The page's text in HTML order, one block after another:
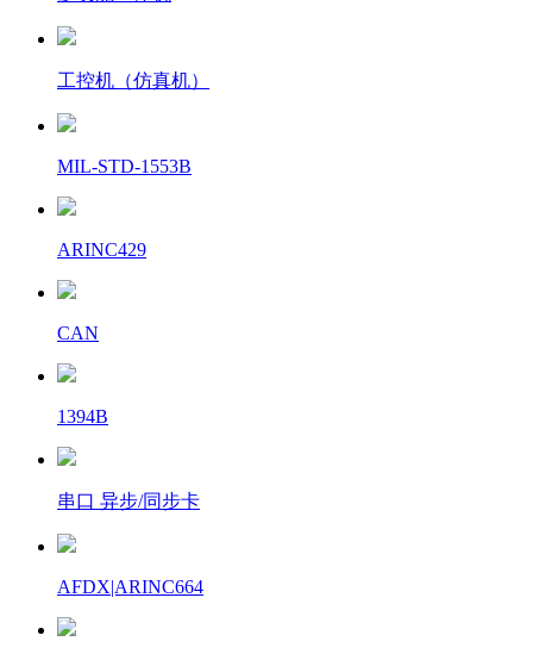
工控机（仿真机）
MIL-STD-1553B
ARINC429
CAN
1394B
串口 异步/同步卡
AFDX|ARINC664